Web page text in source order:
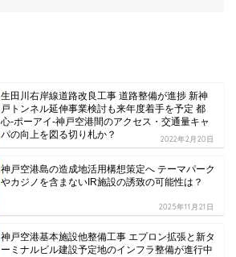
生田川右岸線道路改良工事 道路整備が進捗 新神
戸トンネル延伸事業検討も来年度着手を予定 都
心-ポーアイ-神戸空港間のアクセス・交通量キャ
パの向上を図る切り札か？
2022年2月20日
神戸空港島の造成地活用構想策定へ テーマパーク
やカジノを含まないIR施設の誘致の可能性は？
2025年11月21日
神戸空港基本施設他整備工事 エプロン拡張と新タ
ーミナルビル建設予定地のインフラ整備が進行中